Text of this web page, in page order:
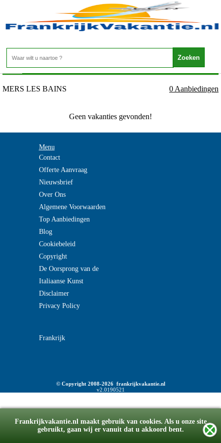
Frankrijkvakantie.nl maakt gebruik van cookies. Als u onze site
gebruikt, gaan wij er vanuit dat u akkoord bent.
Frankrijk - PICARDIE - MERS LES BAINS
Home>
MERS LES BAINS 0 Aanbiedingen
Geen vakanties gevonden!
Menu
Contact
Offerte Aanvraag
Nieuwsbrief
Over Ons
Algemene Voorwaarden
Top Aanbiedingen
Blog
Cookiebeleid
Copyright
De Oorsprong van de
Italiaanse Kunst
Disclaimer
Privacy Policy
Frankrijk
© Copyright 2008-2026 frankrijkvakantie.nl
v2.0190521